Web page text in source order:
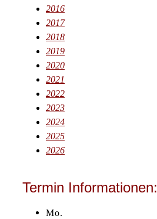
2016
2017
2018
2019
2020
2021
2022
2023
2024
2025
2026
Termin Informationen:
Mo.